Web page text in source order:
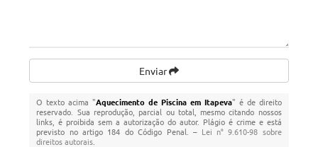
Enviar
O texto acima "Aquecimento de Piscina em Itapeva" é de direito
reservado. Sua reprodução, parcial ou total, mesmo citando nossos
links, é proibida sem a autorização do autor. Plágio é crime e está
previsto no artigo 184 do Código Penal. – Lei n° 9.610-98 sobre
direitos autorais